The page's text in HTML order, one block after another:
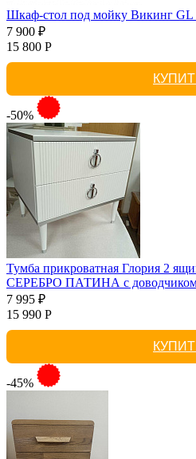
Шкаф-стол под мойку Викинг
7 900 ₽
15 800 Р
-50%
Тумба прикроватная Глория 2
СЕРЕБРО ПАТИНА с
7 995 ₽
15 990 Р
-45%